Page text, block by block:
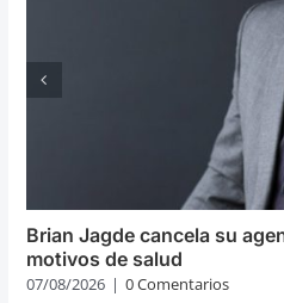
Brian Jagde cancela su
motivos de salud
07/08/2026 | 0 Comentarios